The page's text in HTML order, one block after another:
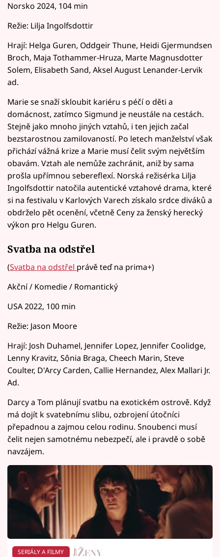
Norsko 2024, 104 min
Režie: Lilja Ingolfsdottir
Hrají: Helga Guren, Oddgeir Thune, Heidi Gjermundsen
Broch, Maja Tothammer-Hruza, Marte Magnusdotter
Solem, Elisabeth Sand, Aksel August Lenander-Lervik
ad.
Marie se snaží skloubit kariéru s péčí o děti a
domácnost, zatímco Sigmund je neustále na cestách.
Stejně jako mnoho jiných vztahů, i ten jejich začal
bezstarostnou zamilovaností. Po letech manželství však
přichází vážná krize a Marie musí čelit svým největším
obavám. Vztah ale nemůže zachránit, aniž by sama
prošla upřímnou sebereflexí. Norská režisérka Lilja
Ingolfsdottir natočila autentické vztahové drama, které
si na festivalu v Karlových Varech získalo srdce diváků a
obdrželo pět ocenění, včetně Ceny za ženský herecký
výkon pro Helgu Guren.
Svatba na odstřel
(Svatba na odstřel právě teď na prima+)
Akční / Komedie / Romantický
USA 2022, 100 min
Režie: Jason Moore
Hrají: Josh Duhamel, Jennifer Lopez, Jennifer Coolidge,
Lenny Kravitz, Sônia Braga, Cheech Marin, Steve
Coulter, D'Arcy Carden, Callie Hernandez, Alex Mallari Jr.
Ad.
Darcy a Tom plánují svatbu na exotickém ostrově. Když
má dojít k svatebnímu slibu, ozbrojení útočníci
přepadnou a zajmou celou rodinu. Snoubenci musí
čelit nejen samotnému nebezpečí, ale i pravdě o sobě
navzájem.
SERIÁLY A FILMY